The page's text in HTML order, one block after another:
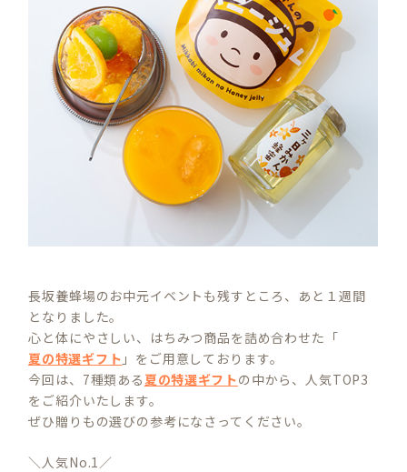
長坂養蜂場のお中元イベントも残すところ、あと１週間
となりました。
心と体にやさしい、はちみつ商品を詰め合わせた「
夏の特選ギフト 」をご用意しております。
今回は、7種類ある夏の特選ギフトの中から、人気TOP3
をご紹介いたします。
ぜひ贈りもの選びの参考になさってください。
＼人気No.1／